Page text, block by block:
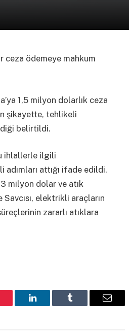
ceza ödemeye mahkum
1,5 milyon dolarlık ceza
şikayette, tehlikeli
belirtildi.
ihlallerle ilgili
attığı ifade edildi.
milyon dolar ve atık
elektrikli araçların
zararlı atıklara
LinkedIn Tumblr Email